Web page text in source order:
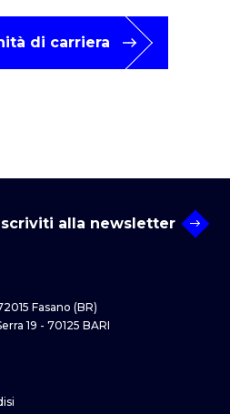
di carriera
alla newsletter
Fasano (BR)
19 - 70125 BARI